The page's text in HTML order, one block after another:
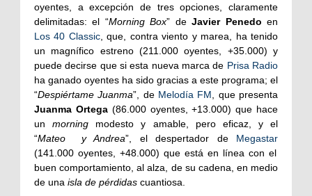
oyentes, a excepción de tres opciones, claramente
delimitadas: el “Morning Box” deJavier Penedo en
Los 40 Classic, que, contra viento y marea, ha tenido
un magnífico estreno (211.000 oyentes, +35.000) y
puede decirse que si esta nueva marca de Prisa Radio
ha ganado oyentes ha sido gracias a este programa; el
“Despiértame Juanma”, de Melodía FM, que presenta
Juanma Ortega(86.000 oyentes, +13.000) que hace
unmorning modesto y amable, pero eficaz, y el
“Mateo y Andrea”, el despertador de Megastar
(141.000 oyentes, +48.000) que está en línea con el
buen comportamiento, al alza, de su cadena, en medio
de una isla de pérdidas cuantiosa.